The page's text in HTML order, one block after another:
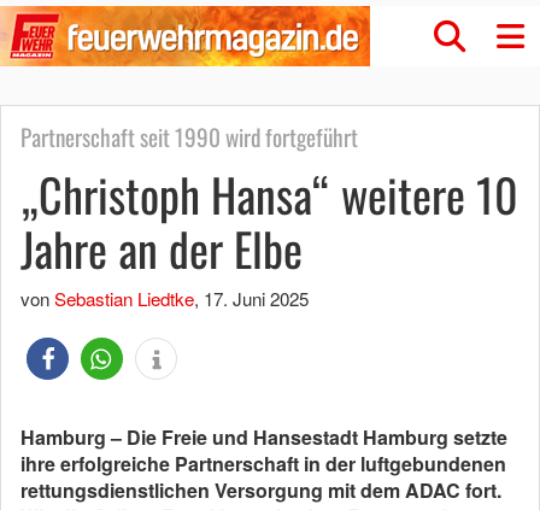
Partnerschaft seit 1990 wird fortgeführt
„Christoph Hansa“ weitere 10
Jahre an der Elbe
vonSebastian Liedtke, 17. Juni 2025
Hamburg – Die Freie und Hansestadt Hamburg setzte
ihre erfolgreiche Partnerschaft in der luftgebundenen
rettungsdienstlichen Versorgung mit dem ADAC fort.